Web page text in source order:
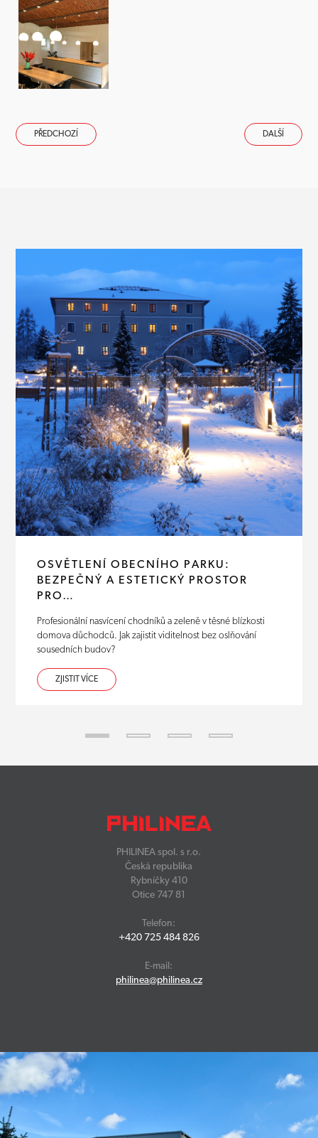
DALŠÍ
PŘEDCHOZÍ
OSVĚTLENÍ OBECNÍHO PARKU:
BEZPEČNÝ A ESTETICKÝ PROSTOR
PRO…
Profesionální nasvícení chodníků a zeleně v těsné blízkosti
domova důchodců. Jak zajistit viditelnost bez oslňování
sousedních budov?
ZJISTIT VÍCE
PHILINEA spol. s r.o.
Česká republika
Rybníčky 410
Otice 747 81
Telefon:
+420 725 484 826
E-mail:
philinea@philinea.cz